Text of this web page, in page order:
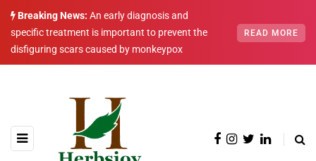
Breaking News: An early diagnosis and
specific treatment is important to prevent the
disfiguring scars caused by monkeypox
READ MORE